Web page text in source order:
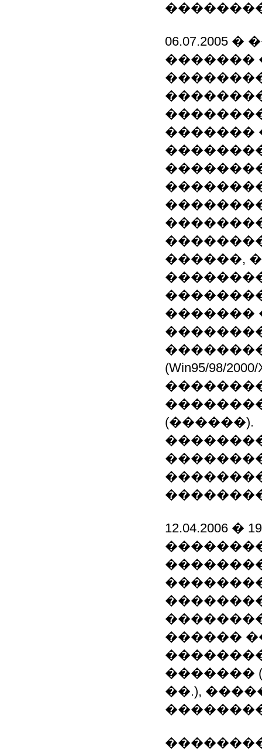
�������
�������
������,
�������
(Win95/98/
(������).
12.04.2006
������
�������
��.),